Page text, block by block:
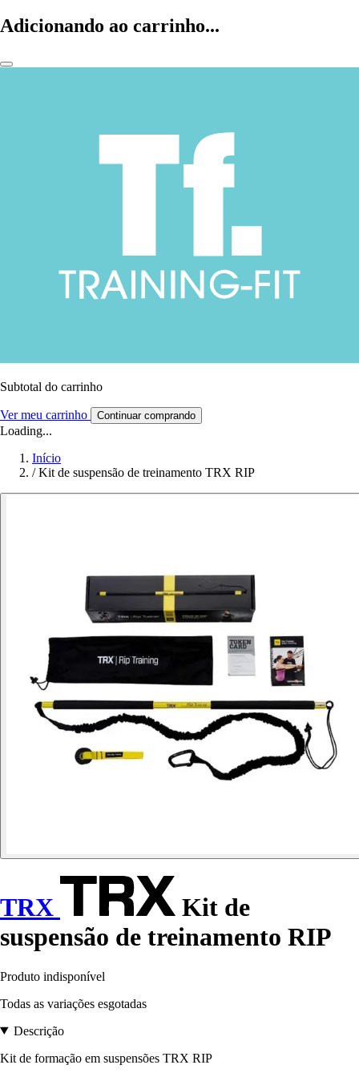
Adicionando ao carrinho...
Subtotal do carrinho
Ver meu carrinho Continuar comprando
Loading...
Início
/ Kit de suspensão de treinamento TRX RIP
TRX
Kit de
suspensão de treinamento RIP
Produto indisponível
Todas as variações esgotadas
Descrição
Kit de formação em suspensões TRX RIP